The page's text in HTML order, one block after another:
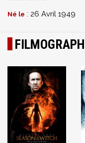
Né le : 26 Avril 1949